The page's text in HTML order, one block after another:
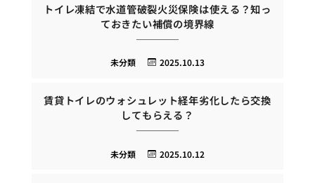
トイレ凍結で水道管破裂火災保険は使える？知っ
ておきたい補償の境界線
2025.10.13
未分類
賃貸トイレのウォシュレット経年劣化したら交換
してもらえる？
2025.10.12
未分類